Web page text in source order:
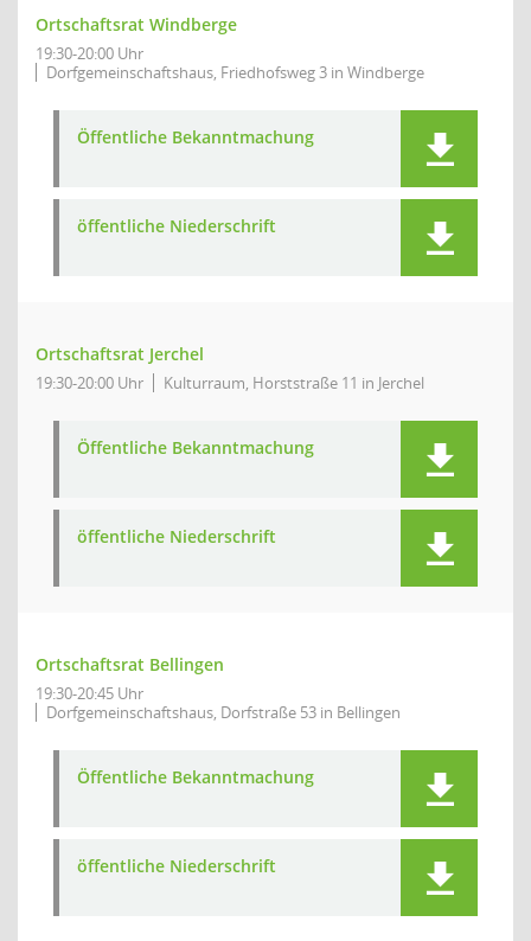
Ortschaftsrat Windberge
19:30-20:00 Uhr
Dorfgemeinschaftshaus, Friedhofsweg 3 in Windberge
Öffentliche Bekanntmachung
öffentliche Niederschrift
Ortschaftsrat Jerchel
19:30-20:00 Uhr Kulturraum, Horststraße 11 in Jerchel
Öffentliche Bekanntmachung
öffentliche Niederschrift
Ortschaftsrat Bellingen
19:30-20:45 Uhr
Dorfgemeinschaftshaus, Dorfstraße 53 in Bellingen
Öffentliche Bekanntmachung
öffentliche Niederschrift